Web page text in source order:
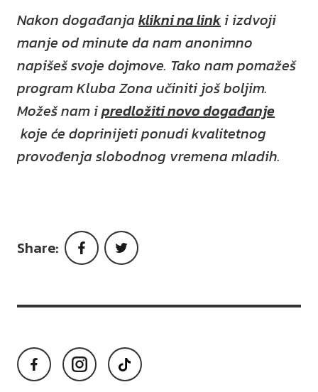
Nakon događanjaklikni na link i izdvoji
manje od minute da nam anonimno
napišeš svoje dojmove. Tako nam pomažeš
program Kluba Zona učiniti još boljim.
Možeš nam ipredložiti novo događanje
koje će doprinijeti ponudi kvalitetnog
provođenja slobodnog vremena mladih.
Share: Facebook
FacebookInstagram